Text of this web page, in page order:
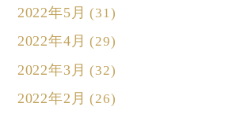
2022年5月 (31)
2022年4月 (29)
2022年3月 (32)
2022年2月 (26)